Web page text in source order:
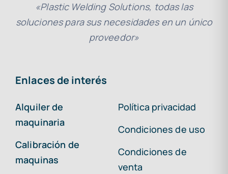
«Plastic Welding Solutions, todas las
soluciones para sus necesidades en un único
proveedor»
Enlaces de interés
Alquiler de
maquinaria
Calibración de
maquinas
Política privacidad
Condiciones de uso
Condiciones de
venta